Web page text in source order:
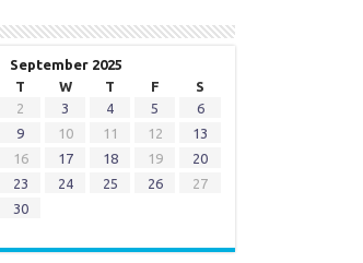
September 2025
T W T F
S
2 3 4 5
6
9 10 11 12
13
16 17 18 19
20
23 24 25 26
27
30